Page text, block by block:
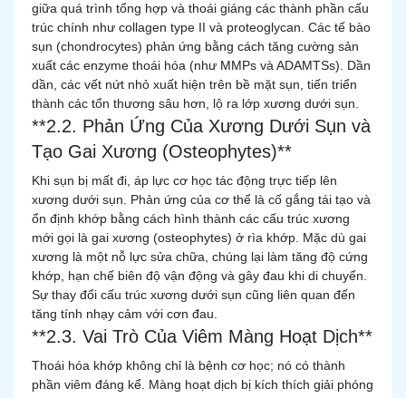
giữa quá trình tổng hợp và thoái giáng các thành phần cấu
trúc chính như collagen type II và proteoglycan. Các tế bào
sụn (chondrocytes) phản ứng bằng cách tăng cường sản
xuất các enzyme thoái hóa (như MMPs và ADAMTSs). Dần
dần, các vết nứt nhỏ xuất hiện trên bề mặt sụn, tiến triển
thành các tổn thương sâu hơn, lộ ra lớp xương dưới sụn.
**2.2. Phản Ứng Của Xương Dưới Sụn và
Tạo Gai Xương (Osteophytes)**
Khi sụn bị mất đi, áp lực cơ học tác động trực tiếp lên
xương dưới sụn. Phản ứng của cơ thể là cố gắng tái tạo và
ổn định khớp bằng cách hình thành các cấu trúc xương
mới gọi là gai xương (osteophytes) ở rìa khớp. Mặc dù gai
xương là một nỗ lực sửa chữa, chúng lại làm tăng độ cứng
khớp, hạn chế biên độ vận động và gây đau khi di chuyển.
Sự thay đổi cấu trúc xương dưới sụn cũng liên quan đến
tăng tính nhạy cảm với cơn đau.
**2.3. Vai Trò Của Viêm Màng Hoạt Dịch**
Thoái hóa khớp không chỉ là bệnh cơ học; nó có thành
phần viêm đáng kể. Màng hoạt dịch bị kích thích giải phóng